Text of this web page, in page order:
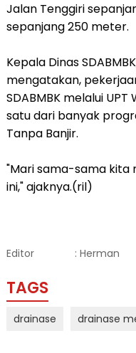
Jalan Tenggiri
sepanjang 250 meter.
Kepala Dinas
mengatakan,
SDABMBK melalui
satu dari banyak
Tanpa Banjir.
"Mari sama-sama kita
ini," ajaknya.(ril)
Editor : Herman
TAGS
drainase drainase